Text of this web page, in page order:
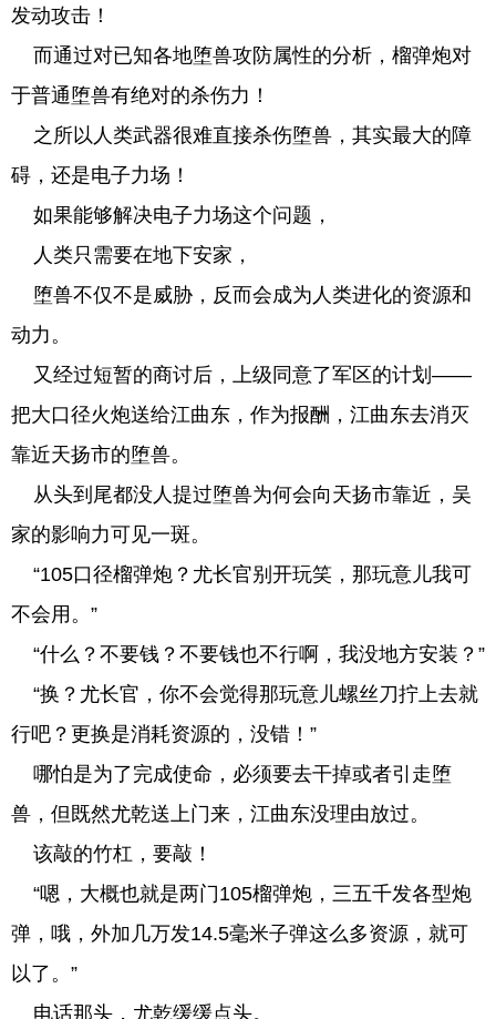
发动攻击！
而通过对已知各地堕兽攻防属性的分析，榴弹炮对
于普通堕兽有绝对的杀伤力！
之所以人类武器很难直接杀伤堕兽，其实最大的障
碍，还是电子力场！
如果能够解决电子力场这个问题，
人类只需要在地下安家，
堕兽不仅不是威胁，反而会成为人类进化的资源和
动力。
又经过短暂的商讨后，上级同意了军区的计划——
把大口径火炮送给江曲东，作为报酬，江曲东去消灭
靠近天扬市的堕兽。
从头到尾都没人提过堕兽为何会向天扬市靠近，吴
家的影响力可见一斑。
“105口径榴弹炮？尤长官别开玩笑，那玩意儿我可
不会用。”
“什么？不要钱？不要钱也不行啊，我没地方安装？”
“换？尤长官，你不会觉得那玩意儿螺丝刀拧上去就
行吧？更换是消耗资源的，没错！”
哪怕是为了完成使命，必须要去干掉或者引走堕
兽，但既然尤乾送上门来，江曲东没理由放过。
该敲的竹杠，要敲！
“嗯，大概也就是两门105榴弹炮，三五千发各型炮
弹，哦，外加几万发14.5毫米子弹这么多资源，就可
以了。”
电话那头，尤乾缓缓点头。